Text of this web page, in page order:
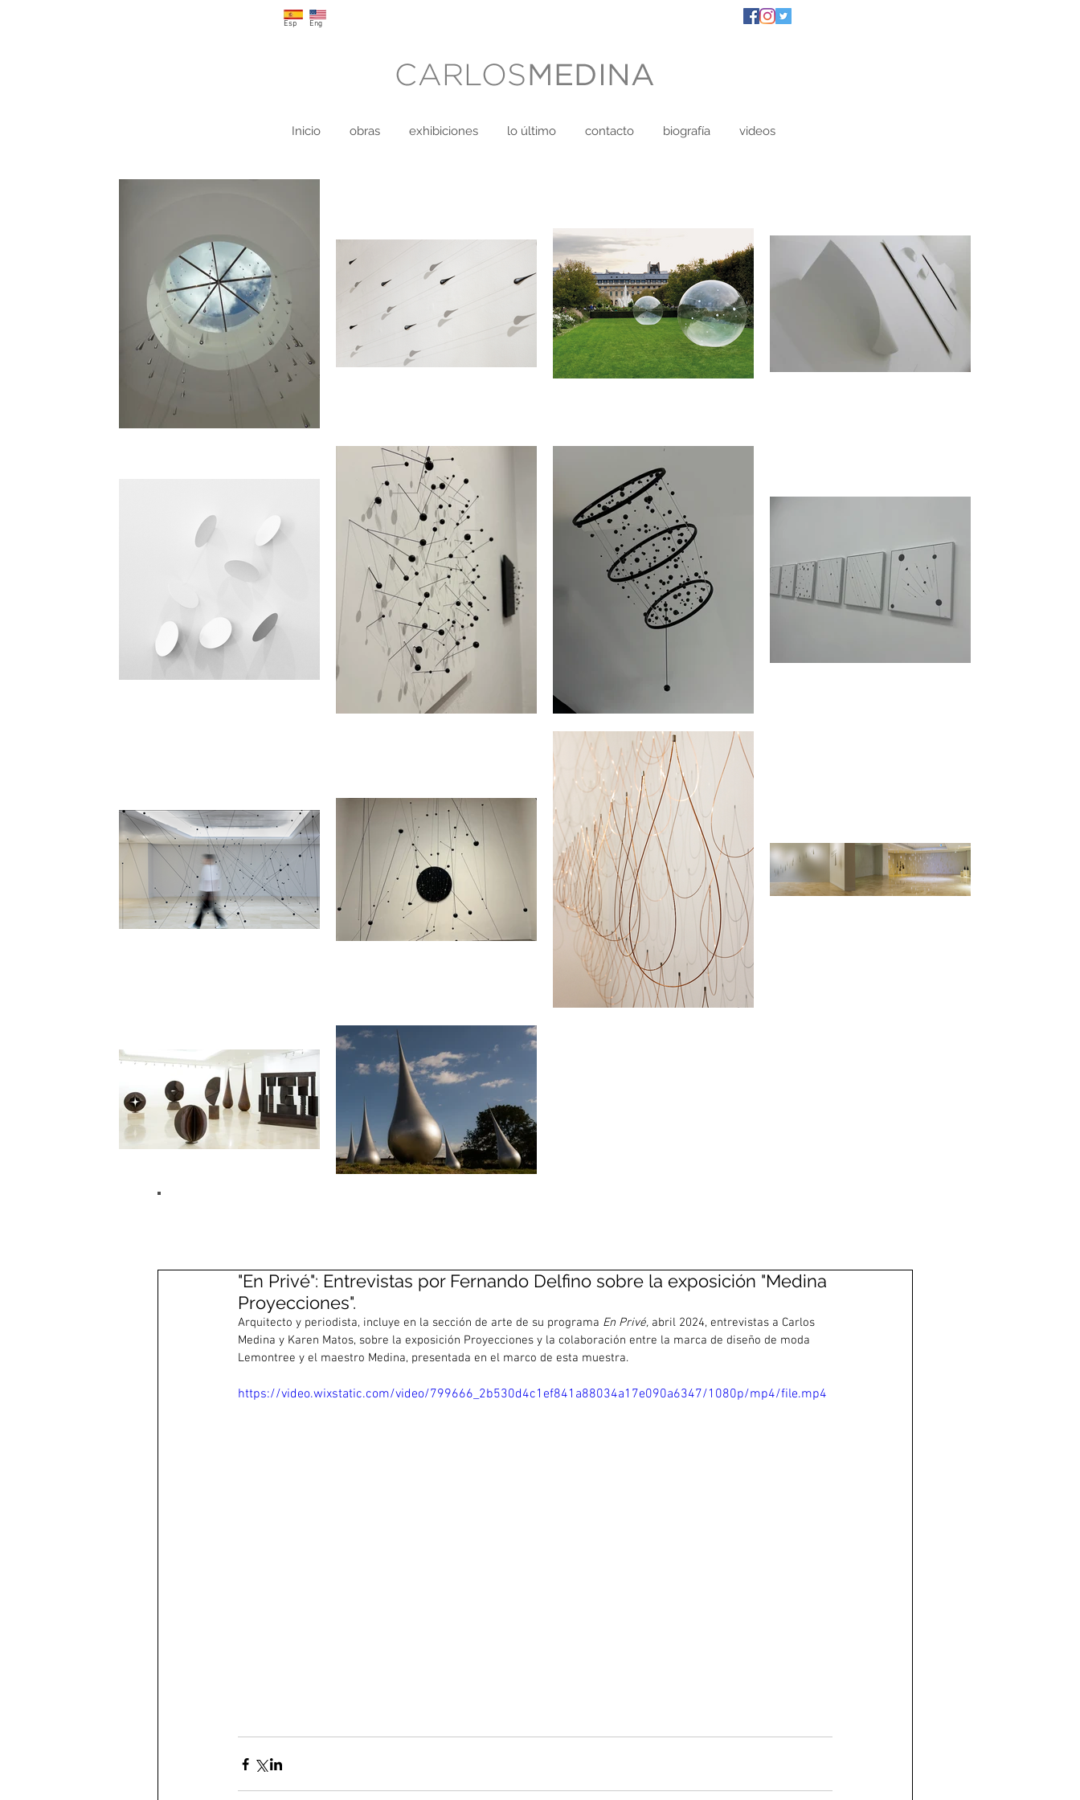
Esp Eng
Inicio obras exhibiciones lo último contacto biografía videos
"En Privé": Entrevistas por Fernando Delfino sobre la exposición "Medina
Proyecciones".
Arquitecto y periodista, incluye en la sección de arte de su programa En Privé, abril 2024, entrevistas a Carlos
Medina y Karen Matos, sobre la exposición Proyecciones y la colaboración entre la marca de diseño de moda
Lemontree y el maestro Medina, presentada en el marco de esta muestra.
https://video.wixstatic.com/video/799666_2b530d4c1ef841a88034a17e090a6347/1080p/mp4/file.mp4